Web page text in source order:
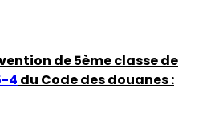
de 5ème classe de
4 du Code des douanes :